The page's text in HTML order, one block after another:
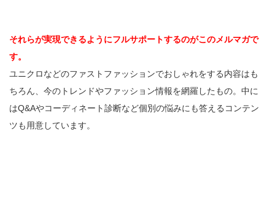
それらが実現できるようにフルサポートするのがこのメルマガで
す。
ユニクロなどのファストファッションでおしゃれをする内容はも
ちろん、今のトレンドやファッション情報を網羅したもの。中に
はQ&Aやコーディネート診断など個別の悩みにも答えるコンテン
ツも用意しています。